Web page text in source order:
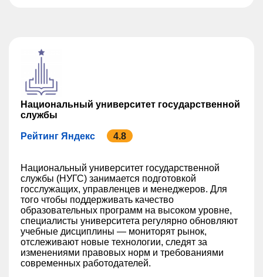
Национальный университет государственной
службы
Рейтинг Яндекс 4.8
Национальный университет государственной
службы (НУГС) занимается подготовкой
госслужащих, управленцев и менеджеров. Для
того чтобы поддерживать качество
образовательных программ на высоком уровне,
специалисты университета регулярно обновляют
учебные дисциплины — мониторят рынок,
отслеживают новые технологии, следят за
изменениями правовых норм и требованиями
современных работодателей.